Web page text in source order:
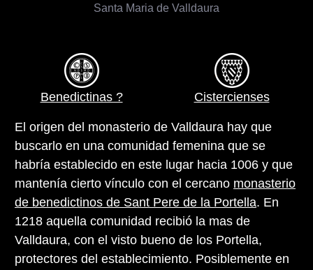
Santa Maria de Valldaura
Benedictinas ? Cistercienses
El origen del monasterio de Valldaura hay que
buscarlo en una comunidad femenina que se
habría establecido en este lugar hacia 1006 y que
mantenía cierto vínculo con el cercano monasterio
de benedictinos de Sant Pere de la Portella. En
1218 aquella comunidad recibió la mas de
Valldaura, con el visto bueno de los Portella,
protectores del establecimiento. Posiblemente en